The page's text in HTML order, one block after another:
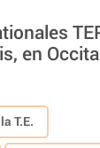
en
T.E.